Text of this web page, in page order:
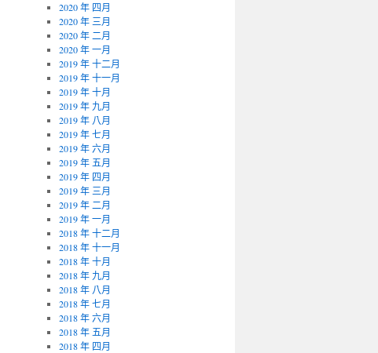
2020 年 四月
2020 年 三月
2020 年 二月
2020 年 一月
2019 年 十二月
2019 年 十一月
2019 年 十月
2019 年 九月
2019 年 八月
2019 年 七月
2019 年 六月
2019 年 五月
2019 年 四月
2019 年 三月
2019 年 二月
2019 年 一月
2018 年 十二月
2018 年 十一月
2018 年 十月
2018 年 九月
2018 年 八月
2018 年 七月
2018 年 六月
2018 年 五月
2018 年 四月